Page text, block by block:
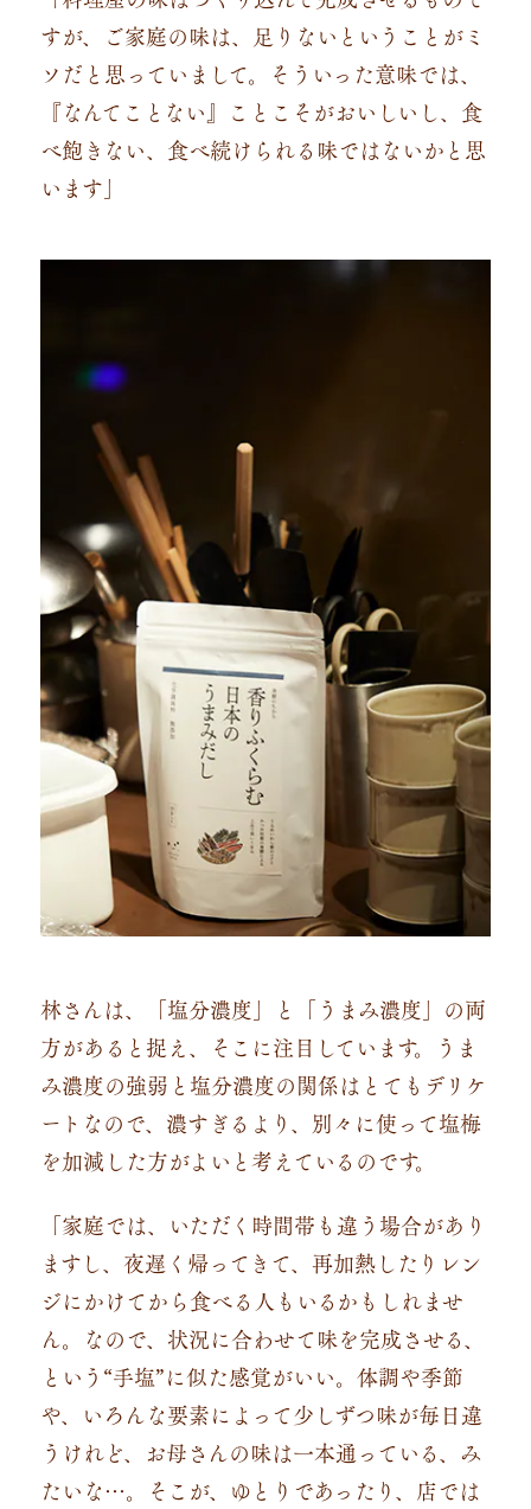
すが、ご家庭の味は、足りないということがミ
ソだと思っていまして。そういった意味では、
『なんてことない』ことこそがおいしいし、食
べ飽きない、食べ続けられる味ではないかと思
います」
林さんは、「塩分濃度」と「うまみ濃度」の両
方があると捉え、そこに注目しています。うま
み濃度の強弱と塩分濃度の関係はとてもデリケ
ートなので、濃すぎるより、別々に使って塩梅
を加減した方がよいと考えているのです。
「家庭では、いただく時間帯も違う場合があり
ますし、夜遅く帰ってきて、再加熱したりレン
ジにかけてから食べる人もいるかもしれませ
ん。なので、状況に合わせて味を完成させる、
という“手塩”に似た感覚がいい。体調や季節
や、いろんな要素によって少しずつ味が毎日違
うけれど、お母さんの味は一本通っている、み
たいな…。そこが、ゆとりであったり、店では